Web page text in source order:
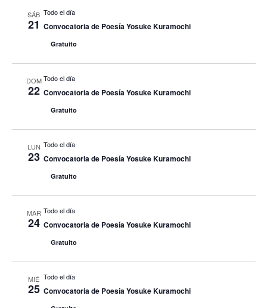
SÁB
21
Todo el día
Convocatoria de Poesía Yosuke Kuramochi
Gratuito
DOM
22
Todo el día
Convocatoria de Poesía Yosuke Kuramochi
Gratuito
LUN
23
Todo el día
Convocatoria de Poesía Yosuke Kuramochi
Gratuito
MAR
24
Todo el día
Convocatoria de Poesía Yosuke Kuramochi
Gratuito
MIÉ
25
Todo el día
Convocatoria de Poesía Yosuke Kuramochi